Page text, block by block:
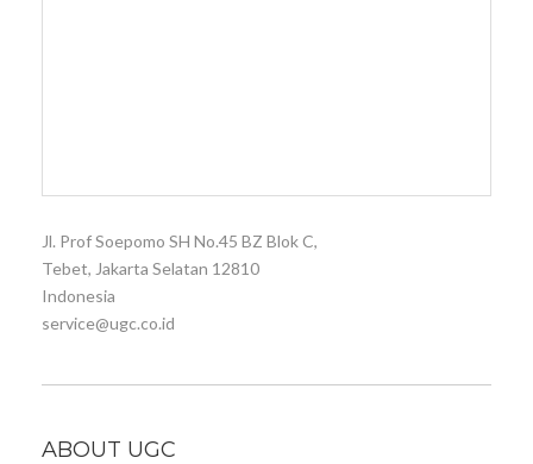
Jl. Prof Soepomo SH No.45 BZ Blok C,
Tebet, Jakarta Selatan 12810
Indonesia
service@ugc.co.id
ABOUT UGC